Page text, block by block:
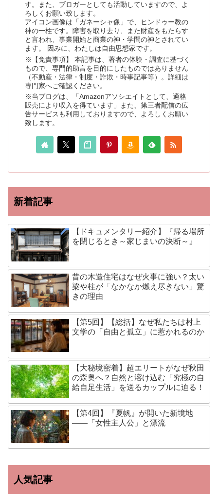
す。また、ブロガーとしても活動していますので、よ
ろしくお願い致します。
アイコン画像は「ガネーシャ像」で、ヒンドゥー教の
神の一柱です。障害を取り去り、また財産をもたらす
と言われ、事業開始と商業の神・学問の神とされてい
ます。 因みに、わたしは自由思想家です。
※【免責事項】 本記事は、著者の体験・調査に基づく
もので、専門的助言を目的にしたものではありません
（不動産・法律・制度・詐欺・時事記事等）。詳細は
専門家へご確認ください。
※当ブログは、「Amazonアソシエイトとして、適格
販売により収入を得ています」また、第三者配信の広
告サービスも利用しておりますので、よろしくお願い
致します。
新着記事
【ドキュメンタリー紹介】『帰る場所
を閉じるとき～家じまいの決断～』
昔の木造住宅はなぜ火事に強い？太い
梁や柱が「なかなか燃え尽きない」驚
きの理由
【第5回】【総括】なぜ私たちは村上
文学の「自由と孤立」に惹かれるのか
【大秘境密着】超エリートがなぜ秋田
の森奥へ？自然と溶け込む「究極の自
給自足生活」を送るカップルに迫る！
【第4回】『夏帆』が開いた新境地
——「女性主人公」と漂流
人気記事